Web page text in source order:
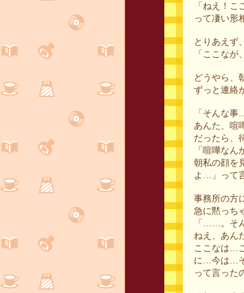
「ねえ！
って凄い形
とりあえず
「ここな
どうやら、
ずっと連絡
「そんな
あんた、喧
だったら、
「喧嘩な
朝私の顔を
よ…」って
事務所の方
急に黙っち
「……。そ
ねえ、あん
ここなは…
に…今は…
って言った